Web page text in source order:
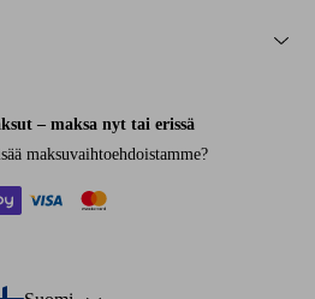
– maksa nyt tai erissä
maksuvaihtoehdoistamme?